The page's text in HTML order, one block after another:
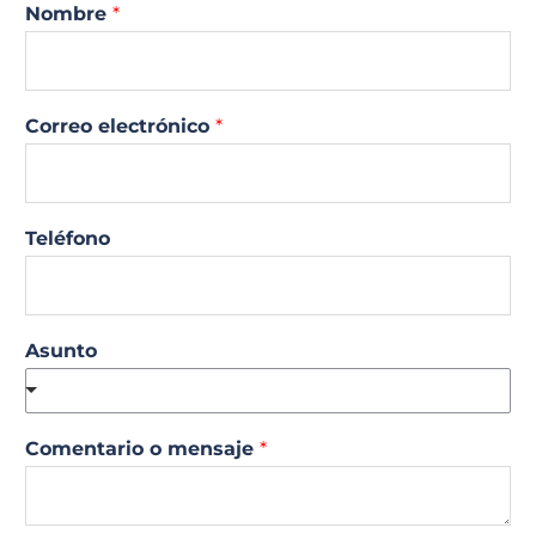
Nombre *
Correo electrónico *
Teléfono
Asunto
Comentario o mensaje *